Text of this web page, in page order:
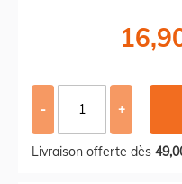
- +
Livraison offerte dès